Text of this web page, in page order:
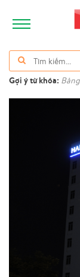
Gợi ý từ khóa: